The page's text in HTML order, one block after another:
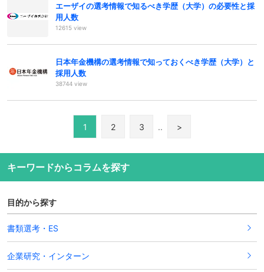
エーザイの選考情報で知るべき学歴（大学）の必要性と採
用人数
12615 view
日本年金機構の選考情報で知っておくべき学歴（大学）と
採用人数
38744 view
1 2 3 .. >
キーワードからコラムを探す
目的から探す
書類選考・ES
企業研究・インターン